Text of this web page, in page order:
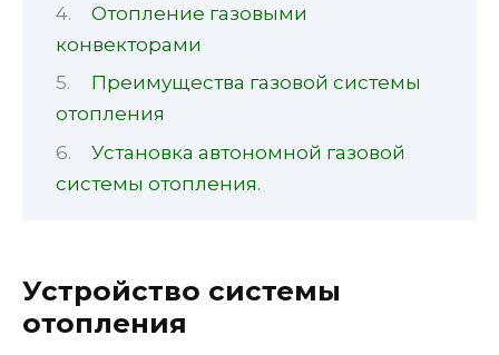
Отопление газовыми
конвекторами
Преимущества газовой системы
отопления
Установка автономной газовой
системы отопления.
Устройство системы
отопления